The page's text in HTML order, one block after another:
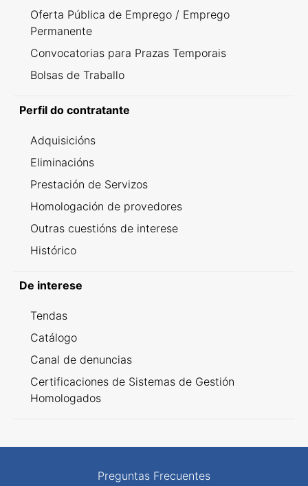
Oferta Pública de Emprego / Emprego
Permanente
Convocatorias para Prazas Temporais
Bolsas de Traballo
Perfil do contratante
Adquisicións
Eliminacións
Prestación de Servizos
Homologación de provedores
Outras cuestións de interese
Histórico
De interese
Tendas
Catálogo
Canal de denuncias
Certificaciones de Sistemas de Gestión
Homologados
Preguntas Frecuentes